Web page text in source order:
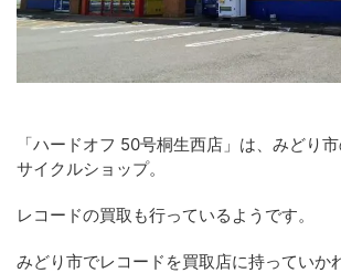
「ハードオフ 50号桐生西店」は、みどり
サイクルショップ。
レコードの買取も行っているようです。
みどり市でレコードを買取店に持っていか